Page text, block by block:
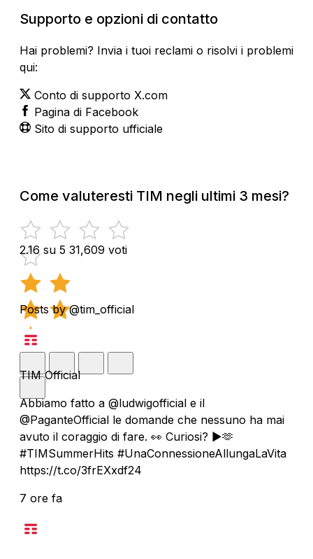
Supporto e opzioni di contatto
Hai problemi? Invia i tuoi reclami o risolvi i problemi
qui:
Conto di supporto X.com
Pagina di Facebook
Sito di supporto ufficiale
Come valuteresti TIM negli ultimi 3 mesi?
2.16 su 5 31,609 voti
Posts by @tim_official
TIM Official
Abbiamo fatto a @ludwigofficial e il
@PaganteOfficial le domande che nessuno ha mai
avuto il coraggio di fare. 👀 Curiosi? ▶️🫶
#TIMSummerHits #UnaConnessioneAllungaLaVita
https://t.co/3frEXxdf24
7 ore fa